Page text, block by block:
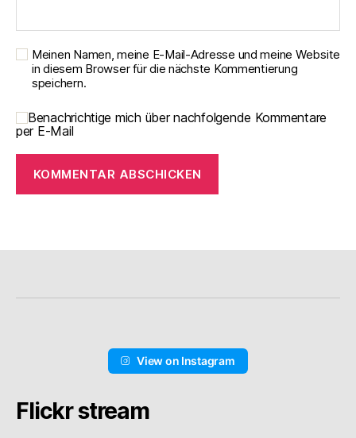
Meinen Namen, meine E-Mail-Adresse und meine Website
in diesem Browser für die nächste Kommentierung
speichern.
Benachrichtige mich über nachfolgende Kommentare
per E-Mail
View on Instagram
Flickr stream